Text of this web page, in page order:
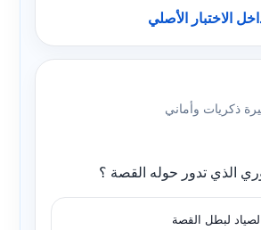
الاختبار الأصلي
ذكريات وأماني
الذي تدور حوله القصة ؟
لبطل القصة